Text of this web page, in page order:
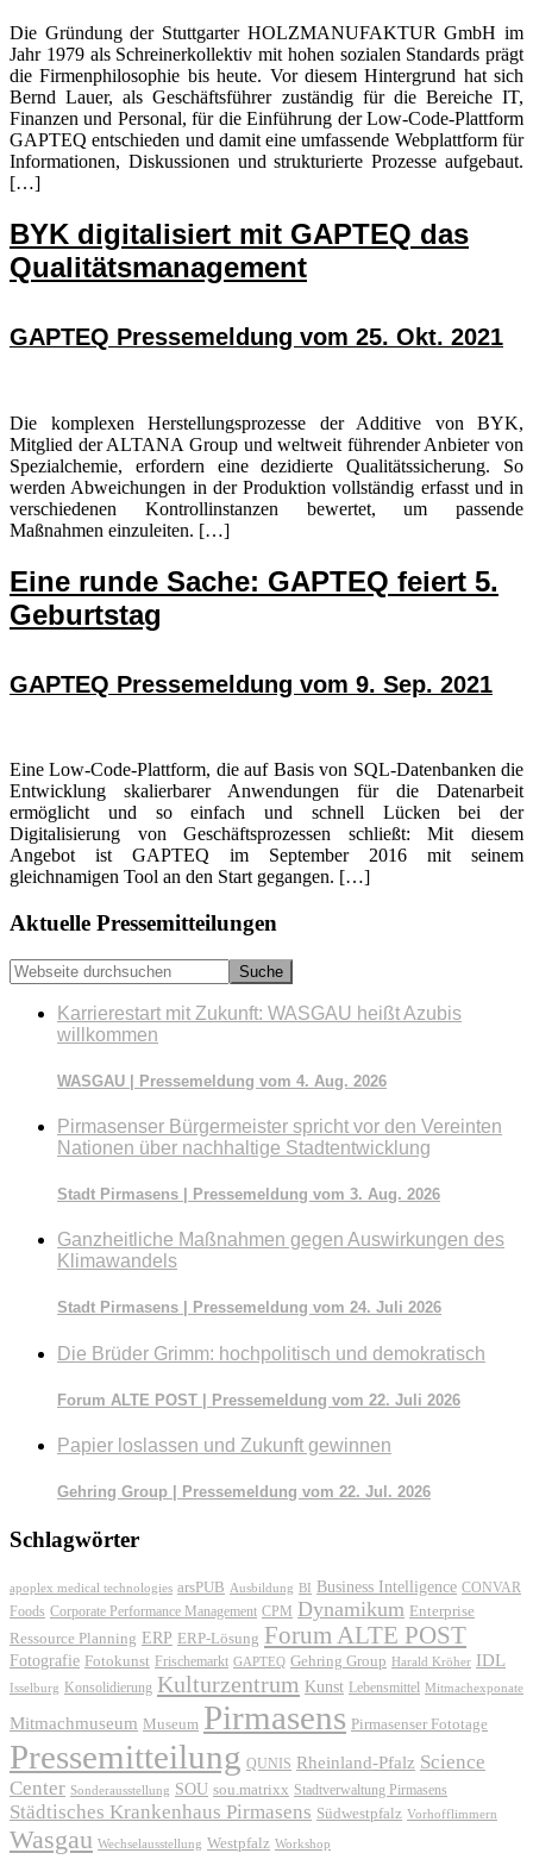
Die Gründung der Stuttgarter HOLZMANUFAKTUR GmbH im
Jahr 1979 als Schreinerkollektiv mit hohen sozialen Standards prägt
die Firmenphilosophie bis heute. Vor diesem Hintergrund hat sich
Bernd Lauer, als Geschäftsführer zuständig für die Bereiche IT,
Finanzen und Personal, für die Einführung der Low-Code-Plattform
GAPTEQ entschieden und damit eine umfassende Webplattform für
Informationen, Diskussionen und strukturierte Prozesse aufgebaut.
[…]
BYK digitalisiert mit GAPTEQ das
Qualitätsmanagement
GAPTEQ Pressemeldung vom 25. Okt. 2021
Die komplexen Herstellungsprozesse der Additive von BYK,
Mitglied der ALTANA Group und weltweit führender Anbieter von
Spezialchemie, erfordern eine dezidierte Qualitätssicherung. So
werden Abweichungen in der Produktion vollständig erfasst und in
verschiedenen Kontrollinstanzen bewertet, um passende
Maßnahmen einzuleiten. […]
Eine runde Sache: GAPTEQ feiert 5.
Geburtstag
GAPTEQ Pressemeldung vom 9. Sep. 2021
Eine Low-Code-Plattform, die auf Basis von SQL-Datenbanken die
Entwicklung skalierbarer Anwendungen für die Datenarbeit
ermöglicht und so einfach und schnell Lücken bei der
Digitalisierung von Geschäftsprozessen schließt: Mit diesem
Angebot ist GAPTEQ im September 2016 mit seinem
gleichnamigen Tool an den Start gegangen. […]
Seitenspalte
Aktuelle Pressemitteilungen
Webseite
durchsuchen
Karrierestart mit Zukunft: WASGAU heißt Azubis
willkommen
WASGAU | Pressemeldung vom 4. Aug. 2026
Pirmasenser Bürgermeister spricht vor den Vereinten
Nationen über nachhaltige Stadtentwicklung
Stadt Pirmasens | Pressemeldung vom 3. Aug. 2026
Ganzheitliche Maßnahmen gegen Auswirkungen des
Klimawandels
Stadt Pirmasens | Pressemeldung vom 24. Juli 2026
Die Brüder Grimm: hochpolitisch und demokratisch
Forum ALTE POST | Pressemeldung vom 22. Juli 2026
Papier loslassen und Zukunft gewinnen
Gehring Group | Pressemeldung vom 22. Jul. 2026
Schlagwörter
apoplex medical technologies arsPUB Ausbildung BI Business Intelligence CONVAR
Foods Corporate Performance Management CPM Dynamikum Enterprise
Ressource Planning ERP ERP-Lösung Forum ALTE POST
Fotografie Fotokunst Frischemarkt GAPTEQ Gehring Group Harald Kröher IDL
Isselburg Konsolidierung Kulturzentrum Kunst Lebensmittel Mitmachexponate
Mitmachmuseum Museum Pirmasens Pirmasenser Fototage
Pressemitteilung QUNIS Rheinland-Pfalz Science
Center Sonderausstellung SOU sou.matrixx Stadtverwaltung Pirmasens
Städtisches Krankenhaus Pirmasens Südwestpfalz Vorhofflimmern
Wasgau Wechselausstellung Westpfalz Workshop